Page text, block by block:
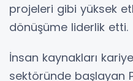
projeleri gibi yüksek
dönüşüme liderlik etti.
İnsan kaynakları
sektöründe başlayan